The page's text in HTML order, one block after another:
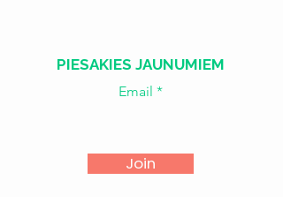
PIESAKIES JAUNUMIEM
Email
Join